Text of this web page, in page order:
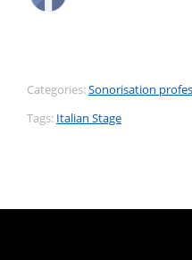
Categories:Sonorisation
Tags: Italian Stage